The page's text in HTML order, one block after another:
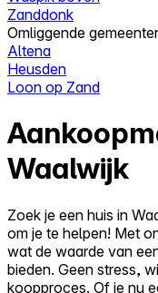
Zanddonk
Omliggende
Altena
Heusden
Loon op Zand
Waalwijk
Zoek je een huis in
om je te helpen! Met
wat de waarde van
bieden. Geen stress,
koopproces. Of je nu